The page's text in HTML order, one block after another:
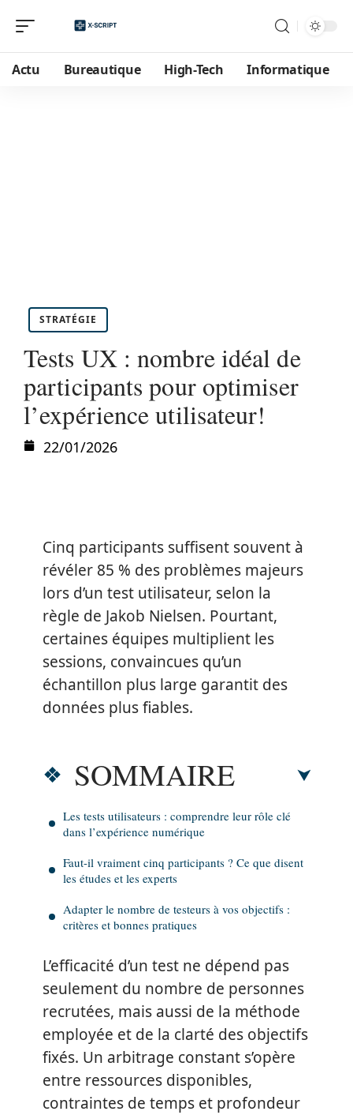
Actu Bureautique High-Tech Informatique
STRATÉGIE
Tests UX : nombre idéal de
participants pour optimiser
l’expérience utilisateur!
22/01/2026
Cinq participants suffisent souvent à
révéler 85 % des problèmes majeurs
lors d’un test utilisateur, selon la
règle de Jakob Nielsen. Pourtant,
certaines équipes multiplient les
sessions, convaincues qu’un
échantillon plus large garantit des
données plus fiables.
SOMMAIRE
Les tests utilisateurs : comprendre leur rôle clé
dans l’expérience numérique
Faut-il vraiment cinq participants ? Ce que disent
les études et les experts
Adapter le nombre de testeurs à vos objectifs :
critères et bonnes pratiques
L’efficacité d’un test ne dépend pas
seulement du nombre de personnes
recrutées, mais aussi de la méthode
employée et de la clarté des objectifs
fixés. Un arbitrage constant s’opère
entre ressources disponibles,
contraintes de temps et profondeur